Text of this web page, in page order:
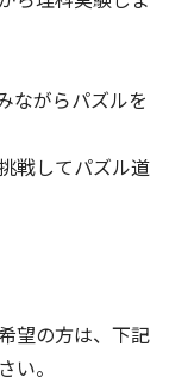
ながらパズルを
戦してパズル道
望の方は、下記
い。